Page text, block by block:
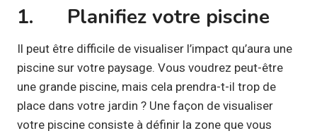
1. Planifiez votre piscine
Il peut être difficile de visualiser l’impact qu’aura une
piscine sur votre paysage. Vous voudrez peut-être
une grande piscine, mais cela prendra-t-il trop de
place dans votre jardin ? Une façon de visualiser
votre piscine consiste à définir la zone que vous